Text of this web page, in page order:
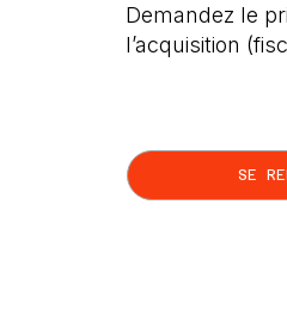
Demandez le
l’acquisition
SE